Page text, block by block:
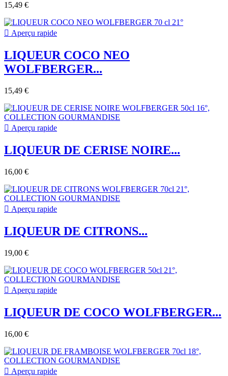
15,49 €
 Aperçu rapide
LIQUEUR COCO NEO
WOLFBERGER...
15,49 €
 Aperçu rapide
LIQUEUR DE CERISE NOIRE...
16,00 €
 Aperçu rapide
LIQUEUR DE CITRONS...
19,00 €
 Aperçu rapide
LIQUEUR DE COCO WOLFBERGER...
16,00 €
 Aperçu rapide